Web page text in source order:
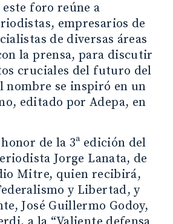
este foro reúne a
empresarios de
de diversas áreas
la prensa, para discutir
cruciales del futuro del
nombre se inspiró en un
editado por Adepa, en
de la 3ª edición del
Jorge Lanata, de
Mitre, quien recibirá,
y Libertad, y
José Guillermo Godoy,